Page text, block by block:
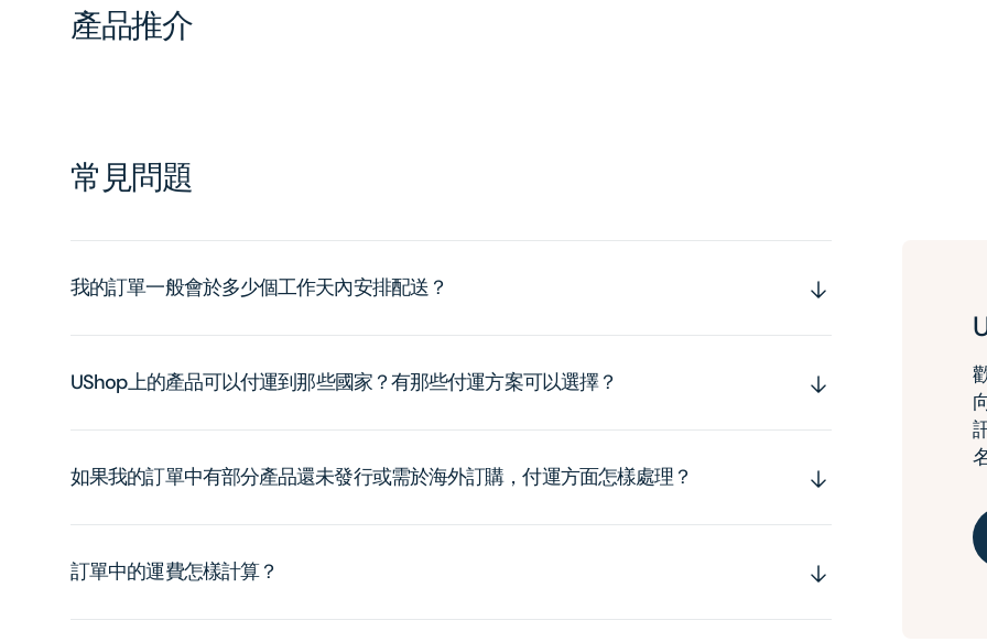
產品推介
常見問題
我的訂單一般會於多少個工作天內安排配送？
UShop上的產品可以付運到那些國家？有那些付運方案可以選擇？
如果我的訂單中有部分產品還未發行或需於海外訂購，付運方面怎樣處理？
訂單中的運費怎樣計算？